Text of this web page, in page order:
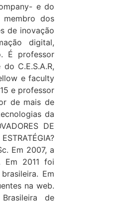
e do
membro dos
de inovação
digital,
É professor
C.E.S.A.R,
e faculty
e professor
de mais de
da
DE
Em 2007, a
Em 2011 foi
Em
na web.
de